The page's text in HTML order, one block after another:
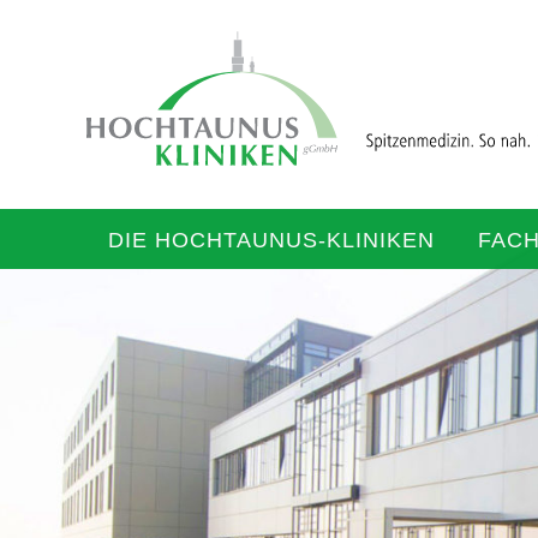
DIE HOCHTAUNUS-KLINIKEN